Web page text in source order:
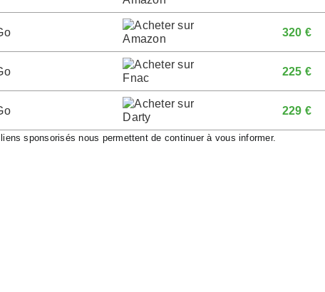
320 €
225 €
229 €
sponsorisés nous permettent de continuer à vous informer.